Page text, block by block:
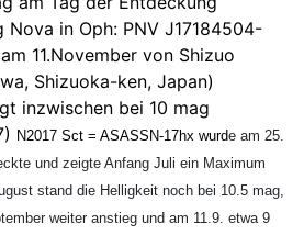
Nova in Oph: PNV J17184504-
11.November von Shizuo
Shizuoka-ken, Japan)
inzwischen bei 10 mag
N2017 Sct = ASASSN-17hx wurde am 25.
und zeigte Anfang Juli ein Maximum
stand die Helligkeit noch bei 10.5 mag,
weiter anstieg und am 11.9. etwa 9